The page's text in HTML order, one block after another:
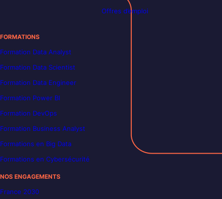
Offres d’emploi
FORMATIONS
Formation Data Analyst
Formation Data Scientist
Formation Data Engineer
Formation Power BI
Formation DevOps
Formation Business Analyst
Formations en Big Data
Formations en Cybersécurité
NOS ENGAGEMENTS
France 2030